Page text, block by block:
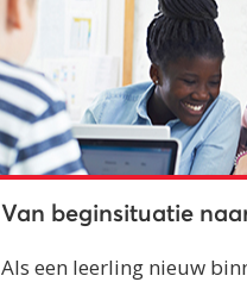
Van beginsituatie
Als een leerling nieuw